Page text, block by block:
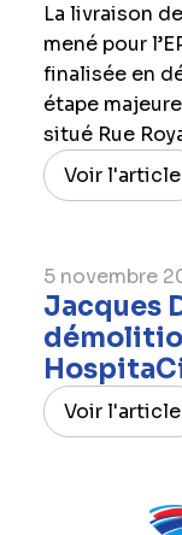
La livraison
mené pour
finalisée en
étape
situé Rue
Voir l'article
5 novembre
Jacques
Voir l'article